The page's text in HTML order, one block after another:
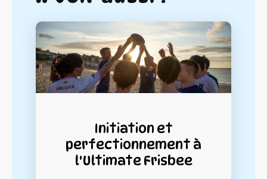
Initiation et
perfectionnement à
l'Ultimate Frisbee